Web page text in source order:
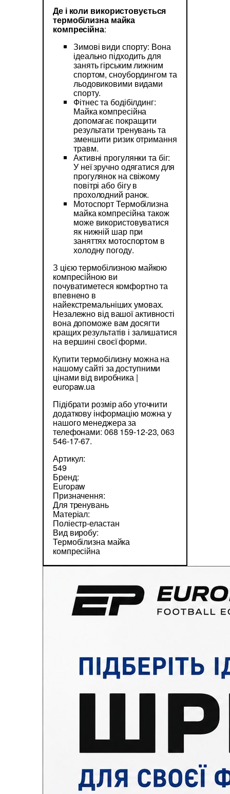
Де і коли використовується
термобілизна майка
компресійна:
Зимові види спорту: Вона
ідеально підходить для
занять гірським лижним
спортом, сноубордингом та
льодовиковими видами
спорту.
Фітнес та бодібілдинг:
Майка компресійна
допомагає покращити
результати тренувань та
зменшити ризик отримання
травм.
Активні прогулянки та біг:
У неї зручно одягатися для
прогулянок на свіжому
повітрі або бігу в
прохолодний ранок.
Мотоспорт Термобілизна
майка компресійна також
може використовуватися
як нижній шар при
заняттях мотоспортом в
холодну погоду.
З цією термобілизною майкою
компресійною ви
почуватиметеся комфортно та
впевнено в
найекстремальніших умовах.
Незалежно від вашої активності
вона допоможе вам досягти
кращих результатів і залишатися
на вершині своєї форми.
Купити термобілизну можна на
нашому сайті за доступними
цінами від виробника |
europaw.ua
Підібрати розмір або уточнити
додаткову інформацію можна у
нашого менеджера за
телефонами: 068 159-12-23, 063
546-17-67.
Артикул:
549
Бренд:
Europaw
Призначення:
Для тренувань
Матеріал:
Поліестр-еластан
Вид виробу:
Термобілизна майка
компресійна